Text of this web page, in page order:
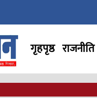
गृहपृष्ठ राजनीति